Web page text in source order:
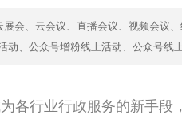
会、云会议、直播会议、视频会议
动、公众号增粉线上活动、公众号线
各行业行政服务的新手段